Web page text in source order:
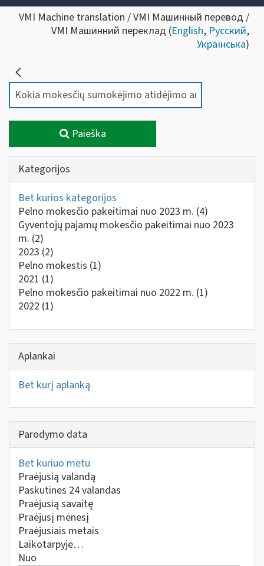
VMI Machine translation / VMI Машинный перевод /
VMI Машинний переклад (English, Русский,
Українська)
Paieška
Kategorijos
Bet kurios kategorijos
Pelno mokesčio pakeitimai nuo 2023 m. (4)
Gyventojų pajamų mokesčio pakeitimai nuo 2023
m. (2)
2023 (2)
Pelno mokestis (1)
2021 (1)
Pelno mokesčio pakeitimai nuo 2022 m. (1)
2022 (1)
Aplankai
Bet kurį aplanką
Parodymo data
Bet kuriuo metu
Praėjusią valandą
Paskutines 24 valandas
Praėjusią savaitę
Praėjusį mėnesį
Praėjusiais metais
Laikotarpyje…
Nuo